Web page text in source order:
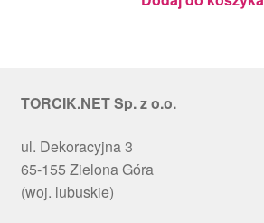
TORCIK.NET Sp. z o.o.
ul. Dekoracyjna 3
65-155 Zielona Góra
(woj. lubuskie)